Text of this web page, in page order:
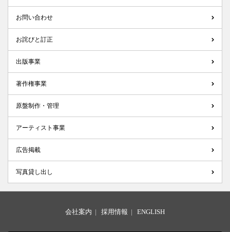
お問い合わせ
お詫びと訂正
出版事業
著作権事業
原盤制作・管理
アーティスト事業
広告掲載
写真貸し出し
会社案内 | 採用情報 | ENGLISH